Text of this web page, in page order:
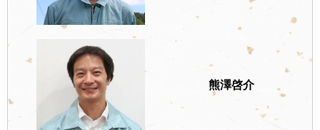
熊澤啓介